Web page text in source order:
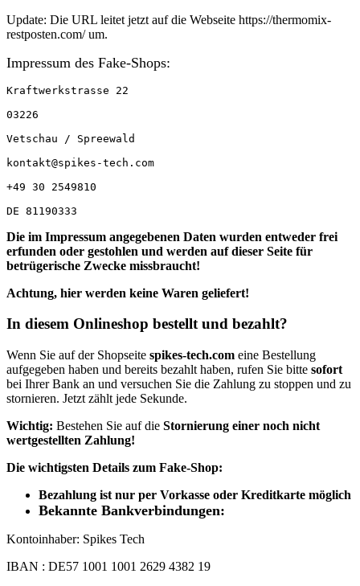
Update: Die URL leitet jetzt auf die Webseite https://thermomix-
restposten.com/ um.
Impressum des Fake-Shops:
Kraftwerkstrasse 22
03226
Vetschau / Spreewald
kontakt@spikes-tech.com​​
+49 30 2549810
DE 81190333
Die im Impressum angegebenen Daten wurden entweder frei
erfunden oder gestohlen und werden auf dieser Seite für
betrügerische Zwecke missbraucht!
Achtung, hier werden keine Waren geliefert!
In diesem Onlineshop bestellt und bezahlt?
Wenn Sie auf der Shopseite spikes-tech.com eine Bestellung
aufgegeben haben und bereits bezahlt haben, rufen Sie bitte sofort
bei Ihrer Bank an und versuchen Sie die Zahlung zu stoppen und zu
stornieren. Jetzt zählt jede Sekunde.
Wichtig: Bestehen Sie auf die Stornierung einer noch nicht
wertgestellten Zahlung!
Die wichtigsten Details zum Fake-Shop:
Bezahlung ist nur per Vorkasse oder Kreditkarte möglich
Bekannte Bankverbindungen:
Kontoinhaber: Spikes Tech
IBAN : DE57 1001 1001 2629 4382 19